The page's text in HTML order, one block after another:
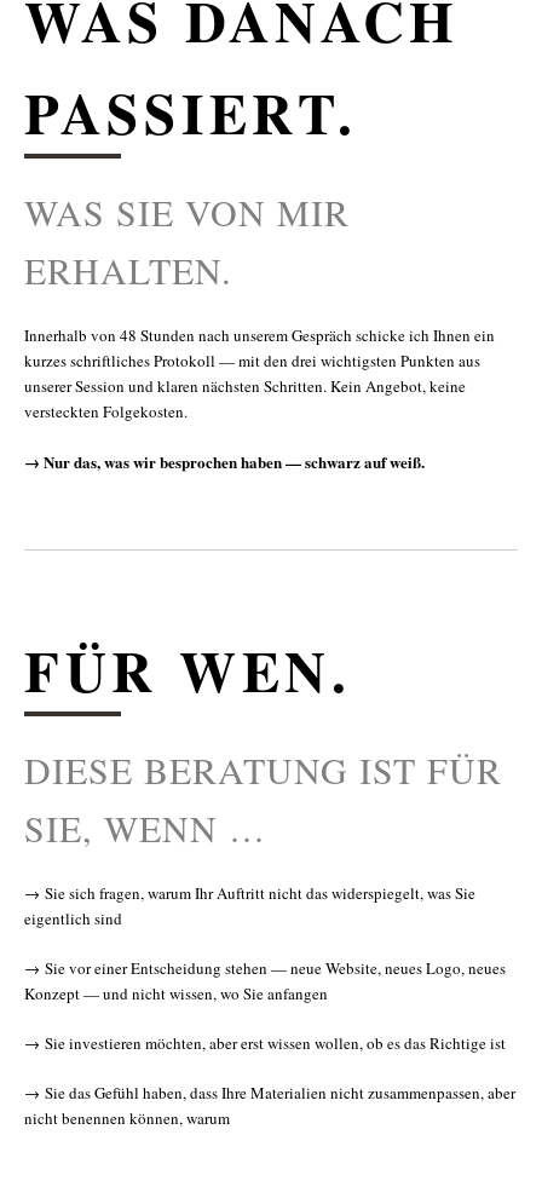
WAS DANACH
PASSIERT.
WAS SIE VON MIR
ERHALTEN.
Innerhalb von 48 Stunden nach unserem Gespräch schicke ich Ihnen ein
kurzes schriftliches Protokoll — mit den drei wichtigsten Punkten aus
unserer Session und klaren nächsten Schritten. Kein Angebot, keine
versteckten Folgekosten.
→ Nur das, was wir besprochen haben — schwarz auf weiß.
FÜR WEN.
DIESE BERATUNG IST FÜR
SIE, WENN …
→ Sie sich fragen, warum Ihr Auftritt nicht das widerspiegelt, was Sie
eigentlich sind
→ Sie vor einer Entscheidung stehen — neue Website, neues Logo, neues
Konzept — und nicht wissen, wo Sie anfangen
→ Sie investieren möchten, aber erst wissen wollen, ob es das Richtige ist
→ Sie das Gefühl haben, dass Ihre Materialien nicht zusammenpassen, aber
nicht benennen können, warum